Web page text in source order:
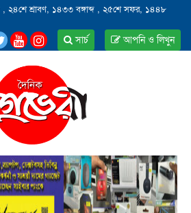
, ২৪শে শ্রাবণ, ১৪৩৩ বঙ্গাব্দ , ২৫শে সফর, ১৪৪৮
আপনি ও লিখুন
সার্চ